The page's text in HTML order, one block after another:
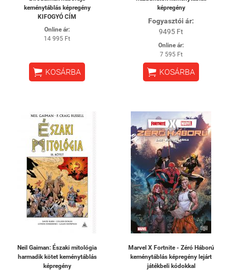
keménytáblás képregény
KIFOGYÓ CÍM
Online ár:
14 995 Ft
 KOSÁRBA
képregény
Fogyasztói ár:
9495 Ft
Online ár:
7 595 Ft
 KOSÁRBA
Neil Gaiman: Északi mitológia
harmadik kötet keménytáblás
képregény
Marvel X Fortnite - Zéró Háború
keménytáblás képregény lejárt
játékbeli kódokkal